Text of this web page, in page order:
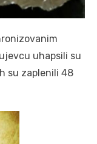
uhapsili su
su zaplenili 48